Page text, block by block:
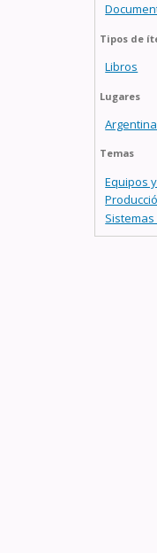
Tipos de
Libros
Lugares
Argentina
Temas
Equipos